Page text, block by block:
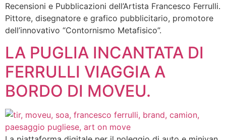
Recensioni e Pubblicazioni dell’Artista Francesco Ferrulli.
Pittore, disegnatore e grafico pubblicitario, promotore
dell’innovativo “Contornismo Metafisico”.
LA PUGLIA INCANTATA DI
FERRULLI VIAGGIA A
BORDO DI MOVEU.